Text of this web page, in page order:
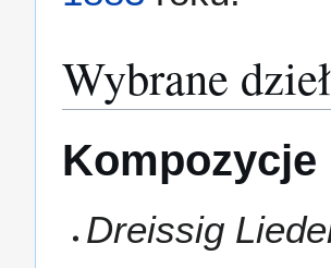
Wybrane
Kompozycje
Dreissig